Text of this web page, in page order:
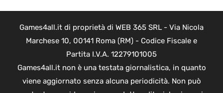
Games4all.it di proprietà di WEB 365 SRL - Via Nicola
Marchese 10, 00141 Roma (RM) - Codice Fiscale e
Partita I.V.A. 12279101005
Games4all.it non è una testata giornalistica, in quanto
viene aggiornato senza alcuna periodicità. Non può